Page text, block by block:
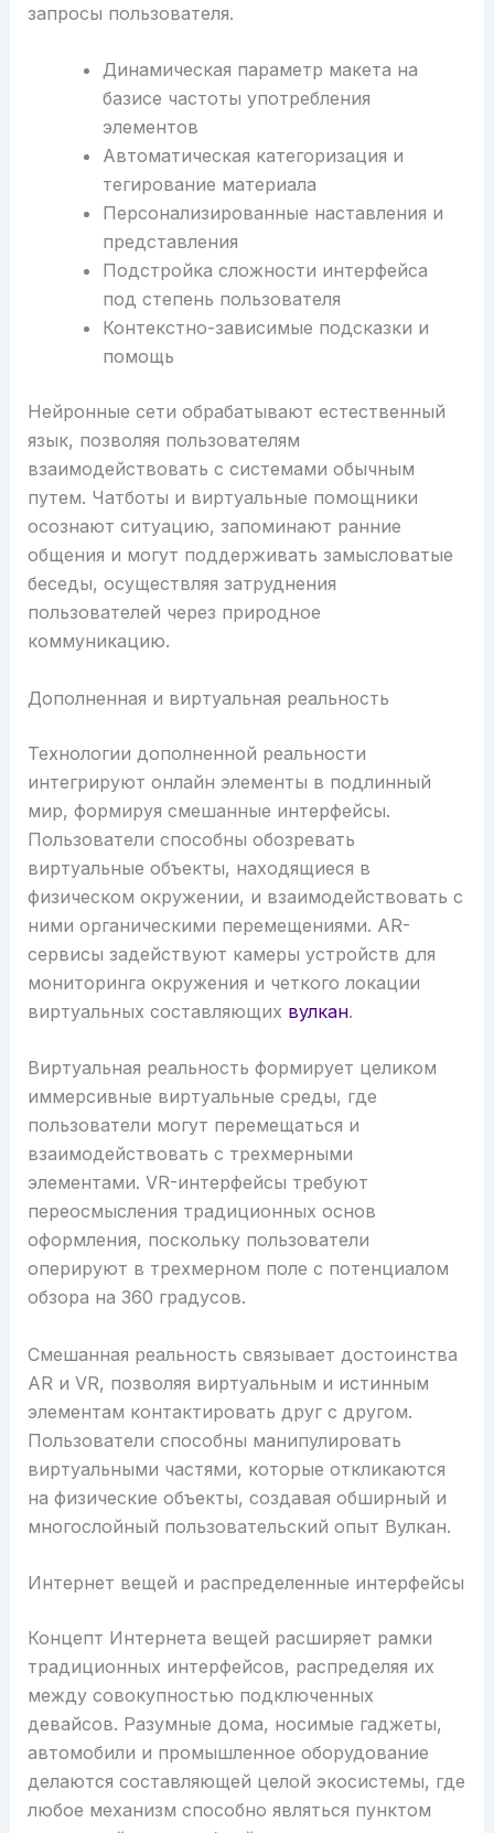
запросы пользователя.
Динамическая параметр макета на
базисе частоты употребления
элементов
Автоматическая категоризация и
тегирование материала
Персонализированные наставления и
представления
Подстройка сложности интерфейса
под степень пользователя
Контекстно-зависимые подсказки и
помощь
Нейронные сети обрабатывают естественный
язык, позволяя пользователям
взаимодействовать с системами обычным
путем. Чатботы и виртуальные помощники
осознают ситуацию, запоминают ранние
общения и могут поддерживать замысловатые
беседы, осуществляя затруднения
пользователей через природное
коммуникацию.
Дополненная и виртуальная реальность
Технологии дополненной реальности
интегрируют онлайн элементы в подлинный
мир, формируя смешанные интерфейсы.
Пользователи способны обозревать
виртуальные объекты, находящиеся в
физическом окружении, и взаимодействовать с
ними органическими перемещениями. AR-
сервисы задействуют камеры устройств для
мониторинга окружения и четкого локации
виртуальных составляющих вулкан.
Виртуальная реальность формирует целиком
иммерсивные виртуальные среды, где
пользователи могут перемещаться и
взаимодействовать с трехмерными
элементами. VR-интерфейсы требуют
переосмысления традиционных основ
оформления, поскольку пользователи
оперируют в трехмерном поле с потенциалом
обзора на 360 градусов.
Смешанная реальность связывает достоинства
AR и VR, позволяя виртуальным и истинным
элементам контактировать друг с другом.
Пользователи способны манипулировать
виртуальными частями, которые откликаются
на физические объекты, создавая обширный и
многослойный пользовательский опыт Вулкан.
Интернет вещей и распределенные интерфейсы
Концепт Интернета вещей расширяет рамки
традиционных интерфейсов, распределяя их
между совокупностью подключенных
девайсов. Разумные дома, носимые гаджеты,
автомобили и промышленное оборудование
делаются составляющей целой экосистемы, где
любое механизм способно являться пунктом